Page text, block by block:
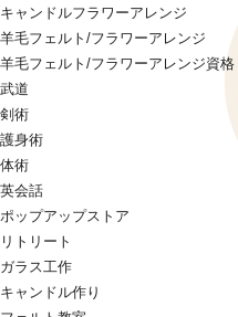
キャンドルフラワーアレンジ
羊毛フェルト/フラワーアレンジ
羊毛フェルト/フラワーアレンジ資格
武道
剣術
護身術
体術
英会話
ポップアップストア
リトリート
ガラス工作
キャンドル作り